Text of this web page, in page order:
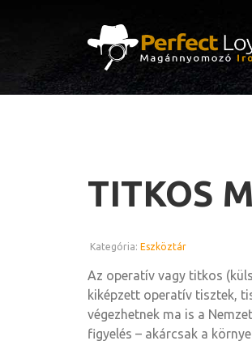
TITKOS
Kategória: Eszköztár
Az operatív vagy titkos
kiképzett operatív tisztek,
végezhetnek ma is a
figyelés – akárcsak a